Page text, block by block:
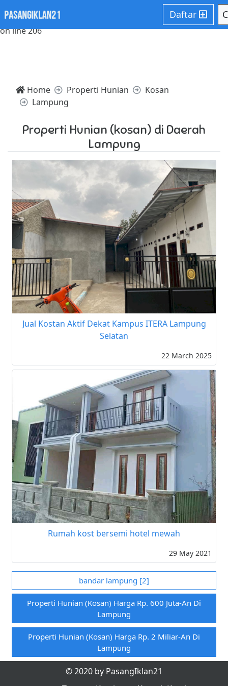
Notice: Trying to access array offset on value of type null in
/home/websiteden/public_html/pasangiklan21.com/core/
on line 206
Daftar
Home Properti Hunian
Kosan
Lampung
Properti Hunian (kosan) di Daerah
Lampung
Jual Kostan Aktif Dekat Kampus ITERA Lampung
Selatan
22 March 2025
Rumah kost bersemi hotel mewah
29 May 2021
bandar lampung [2]
Properti Hunian (kosan) Harga Rp. 600 Juta-An Di
Lampung
Properti Hunian (kosan) Harga Rp. 2 Miliar-An Di
Lampung
© 2020 by PasangIklan21